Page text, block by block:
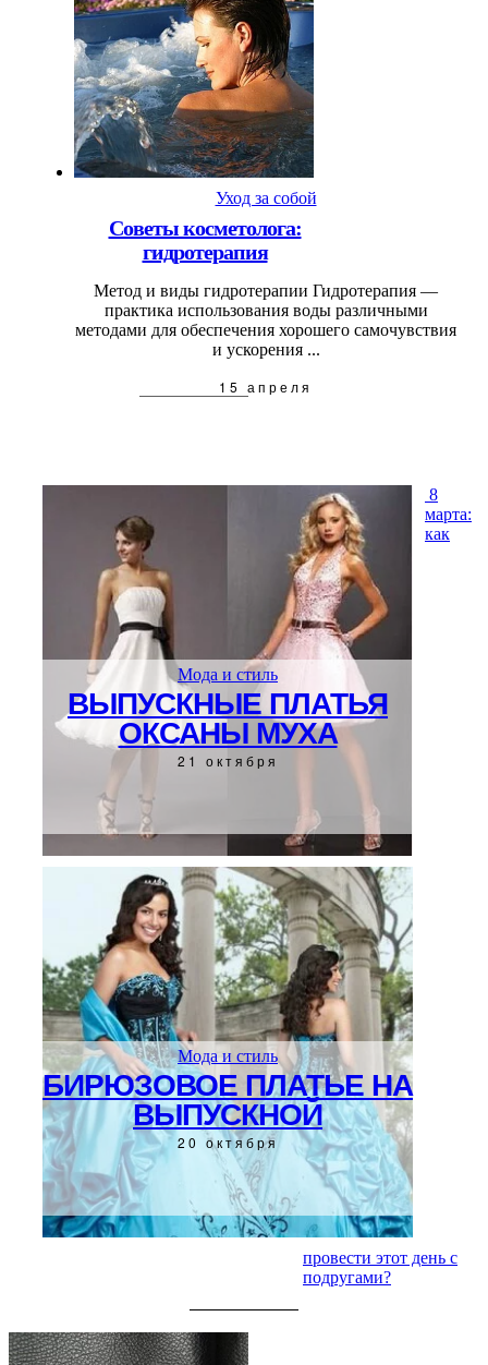
Уход за собой
Советы косметолога:
гидротерапия
Метод и виды гидротерапии Гидротерапия —
практика использования воды различными
методами для обеспечения хорошего самочувствия
и ускорения ...
15 апреля
Мода и стиль
ВЫПУСКНЫЕ ПЛАТЬЯ
ОКСАНЫ МУХА
21 октября
Мода и стиль
БИРЮЗОВОЕ ПЛАТЬЕ НА
ВЫПУСКНОЙ
20 октября
8
марта:
как
провести этот день с
подругами?